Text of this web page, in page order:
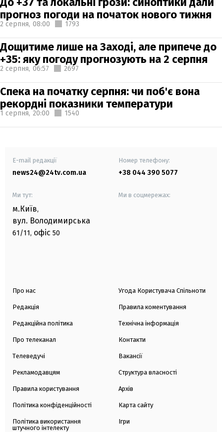
прогноз погоди на початок нового тижня
2 серпня, 08:00 1793
Дощитиме лише на Заході, але припече до
+35: яку погоду прогнозують на 2 серпня
2 серпня, 06:57 2697
Спека на початку серпня: чи поб'є вона
рекордні показники температури
1 серпня, 20:00 1540
E-mail редакції
news24@24tv.com.ua
Номер телефону:
+38 044 390 5077
Ми тут:
м.Київ,
вул. Володимирська
61/11, офіс 50
Ми в соцмережах:
Про нас
Редакція
Редакційна політика
Про телеканал
Телеведучі
Рекламодавцям
Правила користування
Політика конфіденційності
Політика використання
штучного інтелекту
Угода Користувача Спільноти
Правила коментування
Технічна інформація
Контакти
Вакансії
Структура власності
Архів
Карта сайту
Ігри